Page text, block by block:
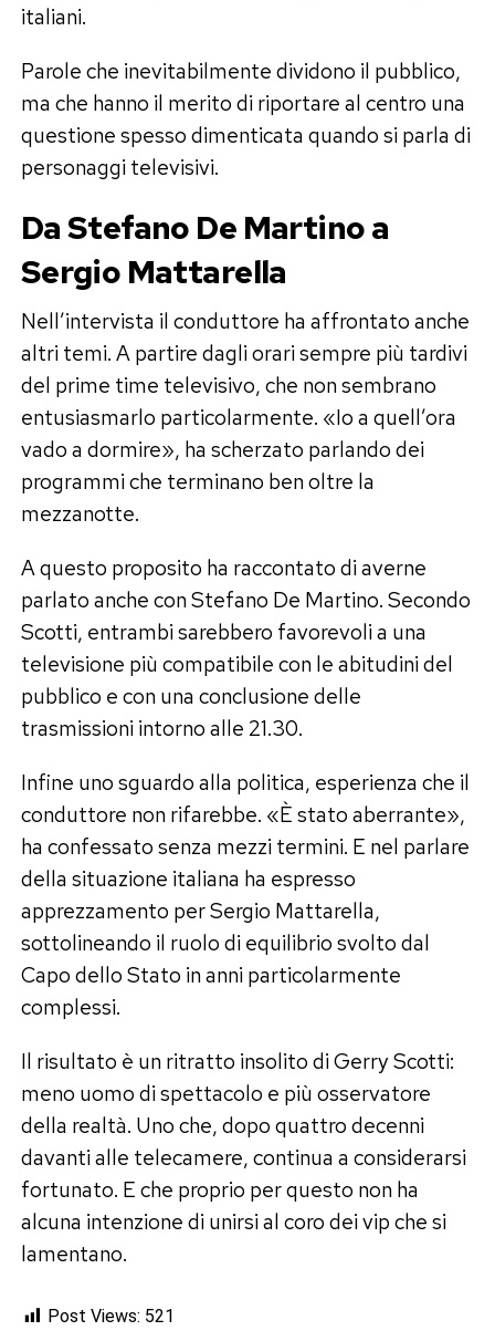
italiani.
Parole che inevitabilmente dividono il pubblico,
ma che hanno il merito di riportare al centro una
questione spesso dimenticata quando si parla di
personaggi televisivi.
Da Stefano De Martino a
Sergio Mattarella
Nell’intervista il conduttore ha affrontato anche
altri temi. A partire dagli orari sempre più tardivi
del prime time televisivo, che non sembrano
entusiasmarlo particolarmente. «Io a quell’ora
vado a dormire», ha scherzato parlando dei
programmi che terminano ben oltre la
mezzanotte.
A questo proposito ha raccontato di averne
parlato anche con Stefano De Martino. Secondo
Scotti, entrambi sarebbero favorevoli a una
televisione più compatibile con le abitudini del
pubblico e con una conclusione delle
trasmissioni intorno alle 21.30.
Infine uno sguardo alla politica, esperienza che il
conduttore non rifarebbe. «È stato aberrante»,
ha confessato senza mezzi termini. E nel parlare
della situazione italiana ha espresso
apprezzamento per Sergio Mattarella,
sottolineando il ruolo di equilibrio svolto dal
Capo dello Stato in anni particolarmente
complessi.
Il risultato è un ritratto insolito di Gerry Scotti:
meno uomo di spettacolo e più osservatore
della realtà. Uno che, dopo quattro decenni
davanti alle telecamere, continua a considerarsi
fortunato. E che proprio per questo non ha
alcuna intenzione di unirsi al coro dei vip che si
lamentano.
Post Views: 521